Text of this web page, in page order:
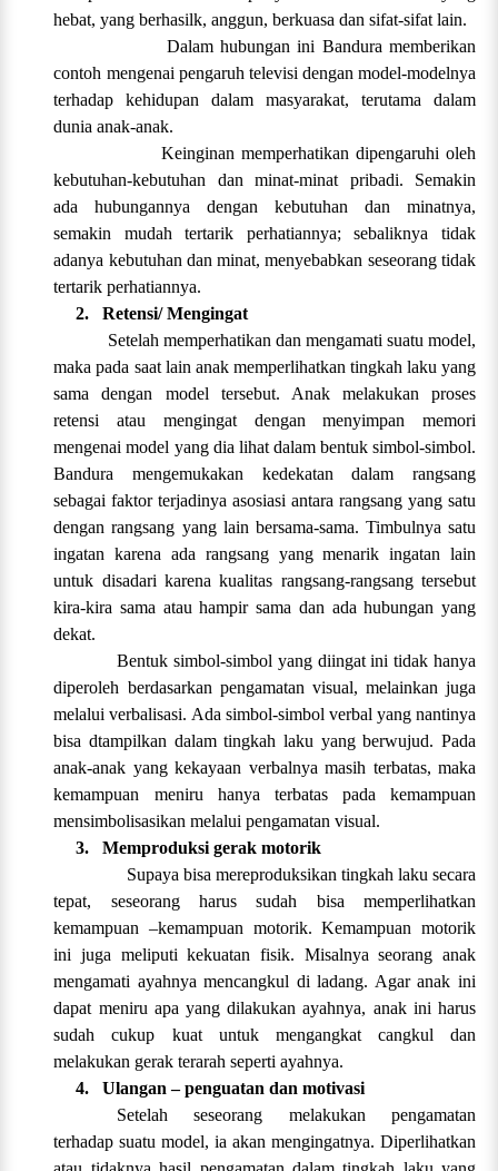
hebat, yang berhasilk, anggun, berkuasa dan sifat-sifat lain.
Dalam hubungan ini Bandura memberikan
contoh mengenai pengaruh televisi dengan model-modelnya
terhadap kehidupan dalam masyarakat, terutama dalam
dunia anak-anak.
Keinginan memperhatikan dipengaruhi oleh
kebutuhan-kebutuhan dan minat-minat pribadi. Semakin
ada hubungannya dengan kebutuhan dan minatnya,
semakin mudah tertarik perhatiannya; sebaliknya tidak
adanya kebutuhan dan minat, menyebabkan seseorang tidak
tertarik perhatiannya.
2.
Retensi/ Mengingat
Setelah memperhatikan dan mengamati suatu model,
maka pada saat lain anak memperlihatkan tingkah laku yang
sama dengan model tersebut. Anak melakukan proses
retensi atau mengingat dengan menyimpan memori
mengenai model yang dia lihat dalam bentuk simbol-simbol.
Bandura mengemukakan kedekatan dalam rangsang
sebagai faktor terjadinya asosiasi antara rangsang yang satu
dengan rangsang yang lain bersama-sama. Timbulnya satu
ingatan karena ada rangsang yang menarik ingatan lain
untuk disadari karena kualitas rangsang-rangsang tersebut
kira-kira sama atau hampir sama dan ada hubungan yang
dekat.
Bentuk simbol-simbol yang diingat ini tidak hanya
diperoleh berdasarkan pengamatan visual, melainkan juga
melalui verbalisasi. Ada simbol-simbol verbal yang nantinya
bisa dtampilkan dalam tingkah laku yang berwujud. Pada
anak-anak yang kekayaan verbalnya masih terbatas, maka
kemampuan meniru hanya terbatas pada kemampuan
mensimbolisasikan melalui pengamatan visual.
3.
Memproduksi gerak motorik
Supaya bisa mereproduksikan tingkah laku secara
tepat, seseorang harus sudah bisa memperlihatkan
kemampuan –kemampuan motorik. Kemampuan motorik
ini juga meliputi kekuatan fisik. Misalnya seorang anak
mengamati ayahnya mencangkul di ladang. Agar anak ini
dapat meniru apa yang dilakukan ayahnya, anak ini harus
sudah cukup kuat untuk mengangkat cangkul dan
melakukan gerak terarah seperti ayahnya.
4.
Ulangan – penguatan dan motivasi
Setelah seseorang melakukan pengamatan
terhadap suatu model, ia akan mengingatnya. Diperlihatkan